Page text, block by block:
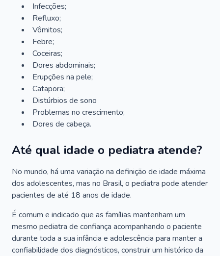
Infecções;
Refluxo;
Vômitos;
Febre;
Coceiras;
Dores abdominais;
Erupções na pele;
Catapora;
Distúrbios de sono
Problemas no crescimento;
Dores de cabeça.
Até qual idade o pediatra atende?
No mundo, há uma variação na definição de idade máxima
dos adolescentes, mas no Brasil, o pediatra pode atender
pacientes de até 18 anos de idade.
É comum e indicado que as famílias mantenham um
mesmo pediatra de confiança acompanhando o paciente
durante toda a sua infância e adolescência para manter a
confiabilidade dos diagnósticos, construir um histórico da